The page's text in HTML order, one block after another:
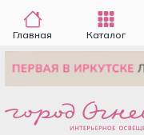
Главная Каталог